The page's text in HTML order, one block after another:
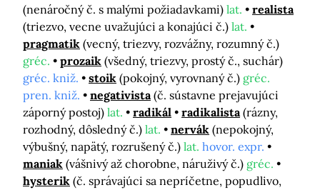
(nenáročný č. s malými požiadavkami) lat.
realista
(triezvo, vecne uvažujúci a konajúci č.) lat.
pragmatik (vecný, triezvy, rozvážny, rozumný č.)
gréc.
prozaik (všedný, triezvy, prostý č., suchár)
gréc. kniž.
stoik (pokojný, vyrovnaný č.) gréc.
pren. kniž.
negativista (č. sústavne prejavujúci
záporný postoj) lat. radikál radikalista (rázny,
rozhodný, dôsledný č.) lat. nervák (nepokojný,
výbušný, napätý, rozrušený č.) lat. hovor. expr.
maniak (vášnivý až chorobne, náruživý č.) gréc.
hysterik (č. správajúci sa nepríčetne, popudlivo,